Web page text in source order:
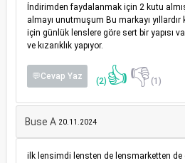
İndirimden faydalanmak için 2 kutu
almayı unutmuşum Bu markayı yıllardır
için günlük lenslere göre sert bir yapısı
ve kızarıklık yapıyor.
💬Cevap Yaz (2) 👍👎(1)
Buse A 20.11.2024
ilk lensimdi lensten de lensmarketten de